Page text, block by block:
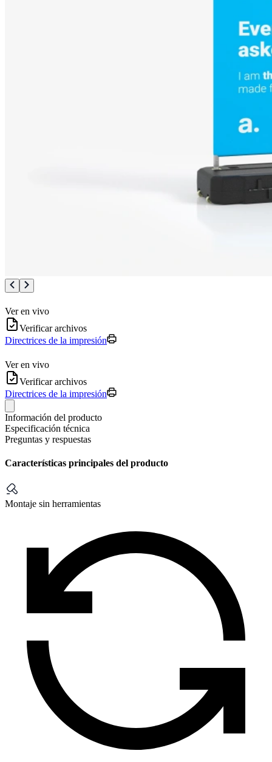
Ver en vivo
Verificar archivos
Directrices de la impresión
Ver en vivo
Verificar archivos
Directrices de la impresión
Información del producto
Especificación técnica
Preguntas y respuestas
Características principales del producto
Montaje sin herramientas